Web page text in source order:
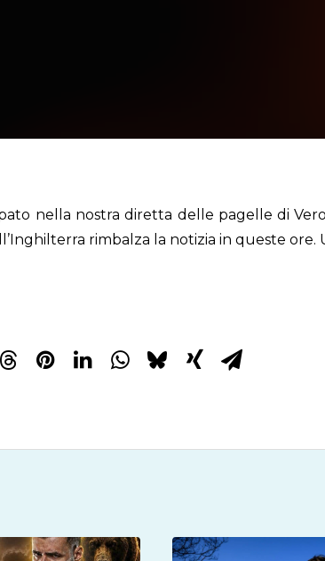
nella nostra diretta delle pagelle di
rimbalza la notizia in queste ore.